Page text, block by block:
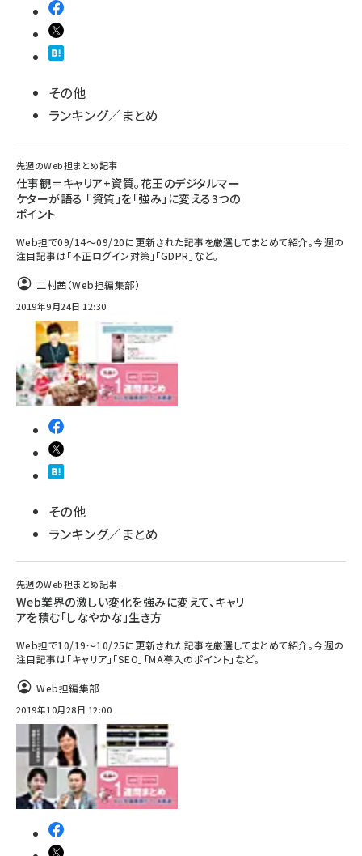
その他
ランキング／まとめ
先週のWeb担まとめ記事
仕事観＝キャリア+資質。花王のデジタルマー
ケターが語る 「資質」を「強み」に変える3つの
ポイント
Web担で09/14～09/20に更新された記事を厳選してまとめて紹介。今週の
注目記事は「不正ログイン対策」「GDPR」など。
二村茜（Web担編集部）
2019年9月24日 12:30
その他
ランキング／まとめ
先週のWeb担まとめ記事
Web業界の激しい変化を強みに変えて、キャリ
アを積む「しなやかな」生き方
Web担で10/19～10/25に更新された記事を厳選してまとめて紹介。今週の
注目記事は「キャリア」「SEO」「MA導入のポイント」など。
Web担編集部
2019年10月28日 12:00